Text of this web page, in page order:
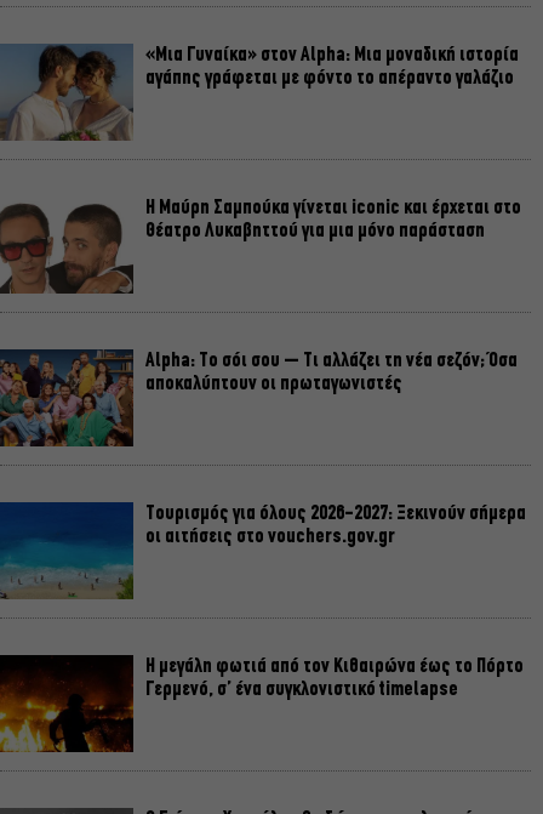
«Μια Γυναίκα» στον Alpha: Μια μοναδική ιστορία
αγάπης γράφεται με φόντο το απέραντο γαλάζιο
Η Μαύρη Σαμπούκα γίνεται iconic και έρχεται στο
Θέατρο Λυκαβηττού για μια μόνο παράσταση
Alpha: Το σόι σου – Τι αλλάζει τη νέα σεζόν; Όσα
αποκαλύπτουν οι πρωταγωνιστές
Τουρισμός για όλους 2026-2027: Ξεκινούν σήμερα
οι αιτήσεις στο vouchers.gov.gr
Η μεγάλη φωτιά από τον Κιθαιρώνα έως το Πόρτο
Γερμενό, σ’ ένα συγκλονιστικό timelapse